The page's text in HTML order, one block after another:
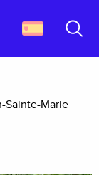
Sainte-Marie